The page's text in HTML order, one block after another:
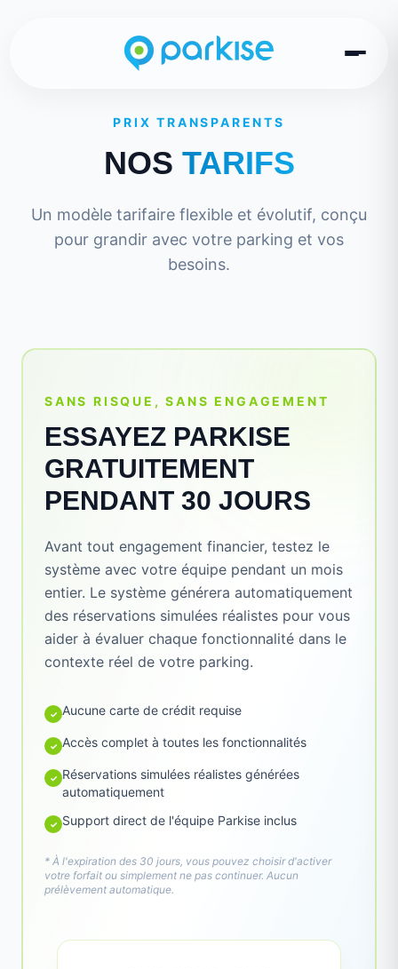
PRIX TRANSPARENTS
NOS TARIFS
Un modèle tarifaire flexible et évolutif, conçu
pour grandir avec votre parking et vos
besoins.
SANS RISQUE, SANS ENGAGEMENT
ESSAYEZ PARKISE
GRATUITEMENT
PENDANT 30 JOURS
Avant tout engagement financier, testez le
système avec votre équipe pendant un mois
entier. Le système générera automatiquement
des réservations simulées réalistes pour vous
aider à évaluer chaque fonctionnalité dans le
contexte réel de votre parking.
✓ Aucune carte de crédit requise
✓ Accès complet à toutes les fonctionnalités
✓ Réservations simulées réalistes générées
automatiquement
✓ Support direct de l'équipe Parkise inclus
* À l'expiration des 30 jours, vous pouvez choisir d'activer
votre forfait ou simplement ne pas continuer. Aucun
prélèvement automatique.